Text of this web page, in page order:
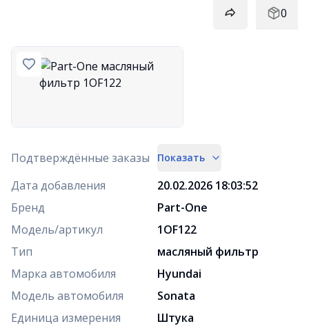
0
Подтверждённые заказы Показать
Дата добавления
20.02.2026 18:03:52
Бренд
Part-One
Модель/артикул
1OF122
Тип
масляный фильтр
Марка автомобиля
Hyundai
Модель автомобиля
Sonata
Единица измерения
Штука